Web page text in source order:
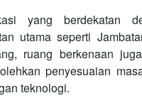
yang berdekatan
utama seperti
ruang berkenaan
penyesuaian
teknologi.